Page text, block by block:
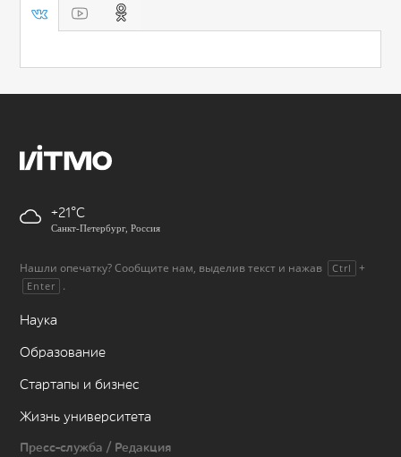
+21
Санкт-Петербург, Россия
Нашли опечатку? Сообщите нам, выделив текст и нажав Ctrl +
Enter .
Наука
Образование
Стартапы и бизнес
Жизнь университета
Пресс-служба / Редакция